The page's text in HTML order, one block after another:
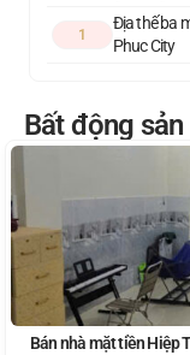
1
Địa thế ba
Phuc City
Bất động
Bán nhà mặt tiền Hiệp